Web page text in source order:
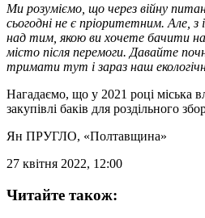
Ми розуміємо, що через війну
сьогодні не є пріоритетним. Але, з
над тим, якою ви хочете бачити
місто після перемоги. Давайте
тримати тут і зараз наш
Нагадаємо, що у 2021 році міська
закупівлі баків для роздільного
Ян ПРУГЛО, «Полтавщина»
27 квітня 2022, 12:00
Читайте також: